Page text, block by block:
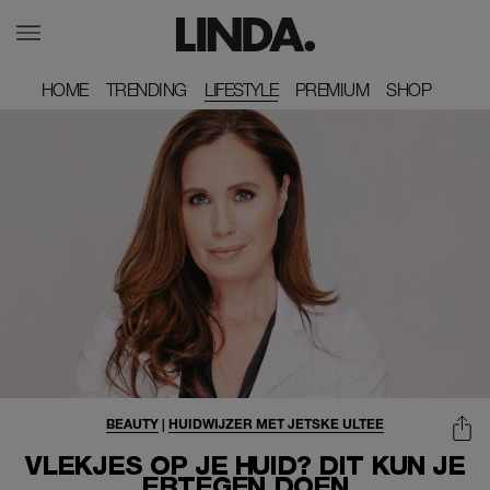
HOME
HOME TRENDING
TRENDING LIFESTYLE PREMIUM
PREMIUM SHOP
SHOP
VLEKJES OP JE HUID? DIT KUN JE
BEAUTY | HUIDWIJZER MET JETSKE ULTEE